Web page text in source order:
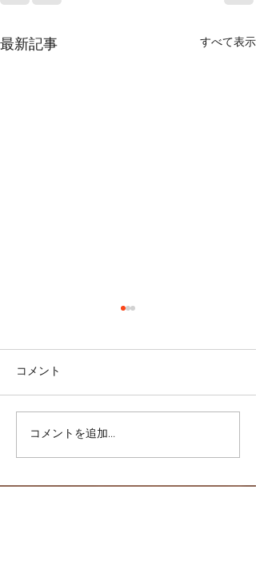
最新記事 すべて表示
一直線上に歩く
コメント
コメントを追加…